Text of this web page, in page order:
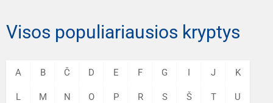
Visos populiariausios kryptys
A B Č D E F G I J K
L M N O P R S Š T U